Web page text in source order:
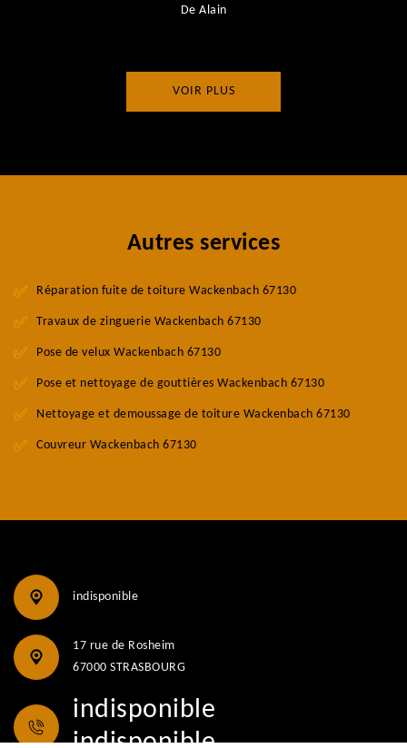
De Alain
VOIR PLUS
Autres services
Réparation fuite de toiture Wackenbach 67130
Travaux de zinguerie Wackenbach 67130
Pose de velux Wackenbach 67130
Pose et nettoyage de gouttières Wackenbach 67130
Nettoyage et demoussage de toiture Wackenbach 67130
Couvreur Wackenbach 67130
indisponible
17 rue de Rosheim
67000 STRASBOURG
indisponible